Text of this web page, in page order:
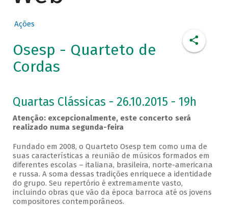
Ações
Osesp - Quarteto de
Cordas
Quartas Clássicas - 26.10.2015 - 19h
Atenção: excepcionalmente, este concerto será
realizado numa segunda-feira
Fundado em 2008, o Quarteto Osesp tem como uma de
suas características a reunião de músicos formados em
diferentes escolas – italiana, brasileira, norte-americana
e russa. A soma dessas tradições enriquece a identidade
do grupo. Seu repertório é extremamente vasto,
incluindo obras que vão da época barroca até os jovens
compositores contemporâneos.